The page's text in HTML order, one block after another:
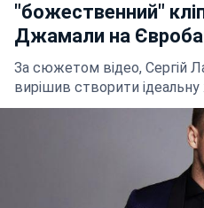
"божественний"
Джамали на
За сюжетом відео, Сергій
вирішив створити ідеальну